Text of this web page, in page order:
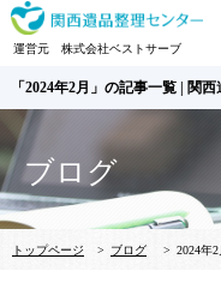
運営元 株式会社ベストサーブ
「2024年2月」の記事一覧 | 関
ブログ
トップページ > ブログ > 2024年